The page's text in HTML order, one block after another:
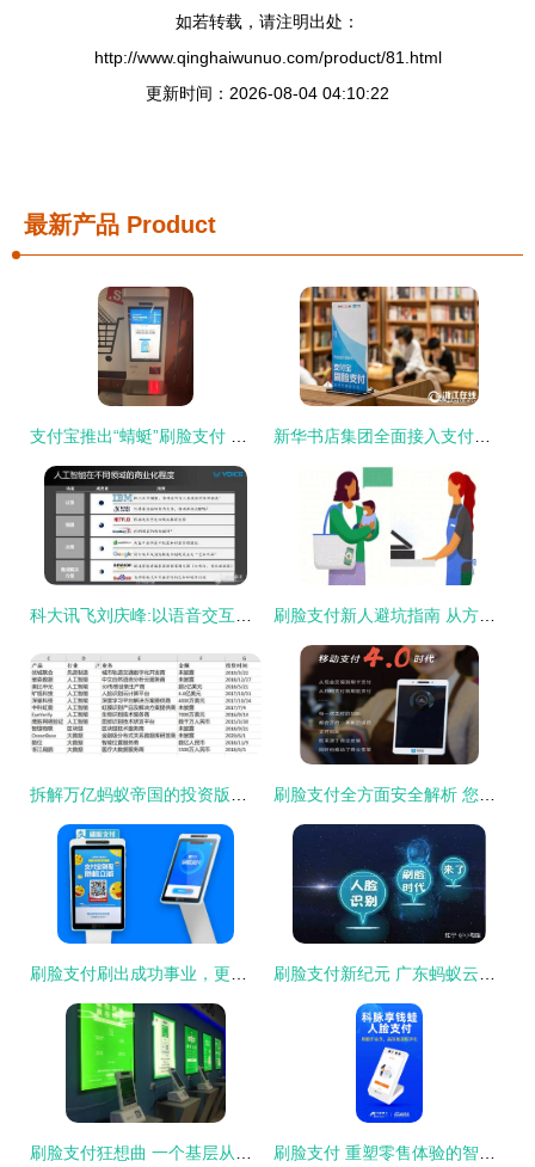
如若转载，请注明出处：
http://www.qinghaiwunuo.com/product/81.html
更新时间：2026-08-04 04:10:22
最新产品 Product